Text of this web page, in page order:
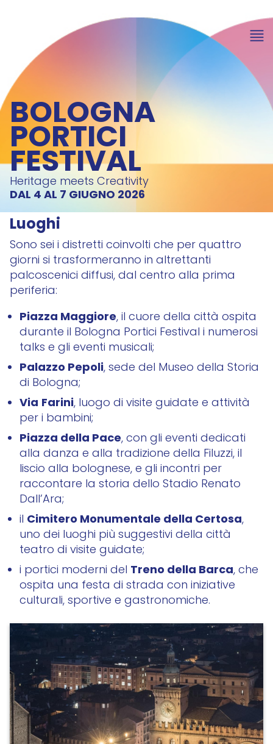
BOLOGNA
PORTICI
FESTIVAL
Heritage meets Creativity
DAL 4 AL 7 GIUGNO 2026
Luoghi
Sono sei i distretti coinvolti che per quattro
giorni si trasformeranno in altrettanti
palcoscenici diffusi, dal centro alla prima
periferia:
Piazza Maggiore, il cuore della città ospita
durante il Bologna Portici Festival i numerosi
talks e gli eventi musicali;
Palazzo Pepoli, sede del Museo della Storia
di Bologna;
Via Farini, luogo di visite guidate e attività
per i bambini;
Piazza della Pace, con gli eventi dedicati
alla danza e alla tradizione della Filuzzi, il
liscio alla bolognese, e gli incontri per
raccontare la storia dello Stadio Renato
Dall’Ara;
il Cimitero Monumentale della Certosa,
uno dei luoghi più suggestivi della città
teatro di visite guidate;
i portici moderni del Treno della Barca, che
ospita una festa di strada con iniziative
culturali, sportive e gastronomiche.